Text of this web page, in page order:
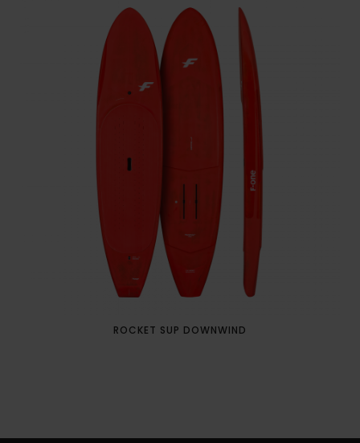
ROCKET SUP DOWNWIND